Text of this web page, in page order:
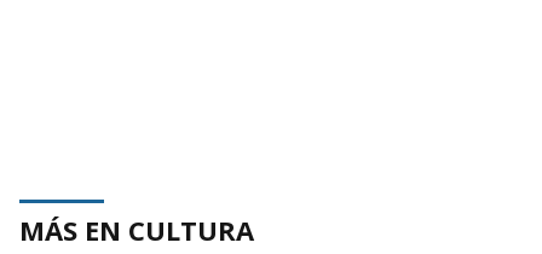
MÁS EN CULTURA